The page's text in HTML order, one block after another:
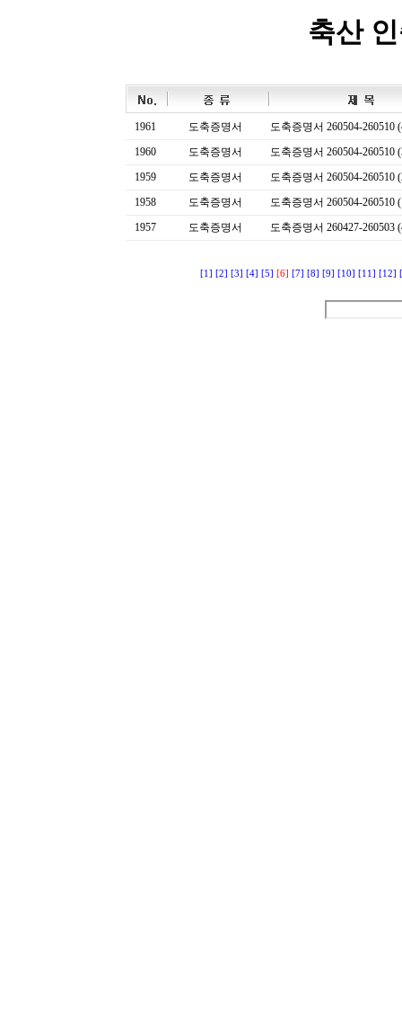
축산
1961 도축증명서
도축증명서 260504-260510
1960
도축증명서
도축증명서 260504-260510
1959
도축증명서
도축증명서 260504-260510
1958
도축증명서
도축증명서 260504-260510
1957
도축증명서 도축증명서 260427-260503
[1] [2] [3] [4] [5] [6] [7] [8] [9] [10] [11] [12]